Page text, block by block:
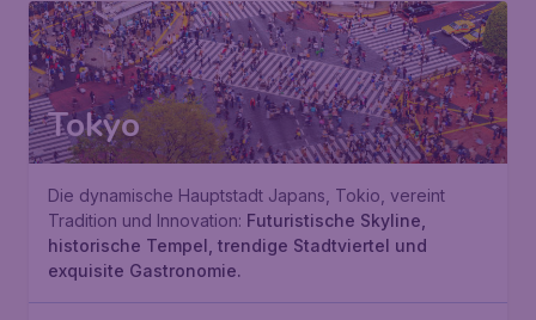
Tokyo
Die dynamische Hauptstadt Japans, Tokio, vereint
Tradition und Innovation: Futuristische Skyline,
historische Tempel, trendige Stadtviertel und
exquisite Gastronomie.